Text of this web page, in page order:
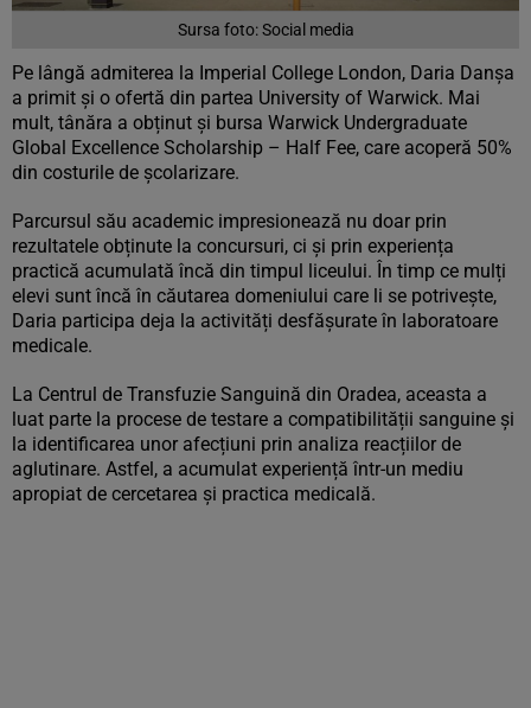
Sursa foto: Social media
Pe lângă admiterea la Imperial College London, Daria Danșa
a primit și o ofertă din partea University of Warwick. Mai
mult, tânăra a obținut și bursa Warwick Undergraduate
Global Excellence Scholarship – Half Fee, care acoperă 50%
din costurile de școlarizare.
Parcursul său academic impresionează nu doar prin
rezultatele obținute la concursuri, ci și prin experiența
practică acumulată încă din timpul liceului. În timp ce mulți
elevi sunt încă în căutarea domeniului care li se potrivește,
Daria participa deja la activități desfășurate în laboratoare
medicale.
La Centrul de Transfuzie Sanguină din Oradea, aceasta a
luat parte la procese de testare a compatibilității sanguine și
la identificarea unor afecțiuni prin analiza reacțiilor de
aglutinare. Astfel, a acumulat experiență într-un mediu
apropiat de cercetarea și practica medicală.